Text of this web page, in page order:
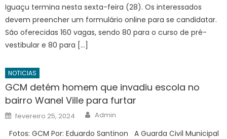
Iguaçu termina nesta sexta-feira (28). Os interessados
devem preencher um formulário online para se candidatar.
São oferecidas 160 vagas, sendo 80 para o curso de pré-
vestibular e 80 para […]
NOTICIAS
GCM detém homem que invadiu escola no
bairro Wanel Ville para furtar
Posted
on
fevereiro 25, 2024 Author
Admin
Fotos: GCM Por: Eduardo Santinon A Guarda Civil Municipal